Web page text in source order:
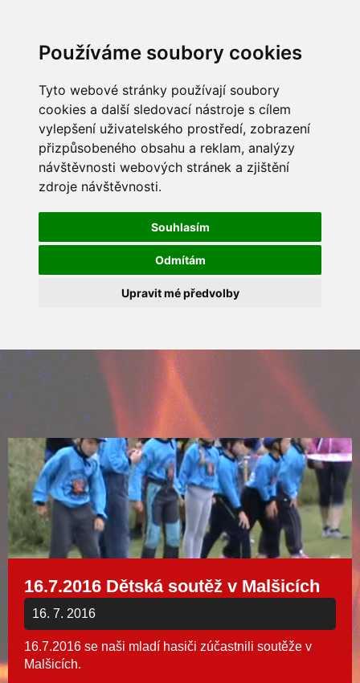
Používáme soubory cookies
Tyto webové stránky používají soubory
cookies a další sledovací nástroje s cílem
vylepšení uživatelského prostředí, zobrazení
přizpůsobeného obsahu a reklam, analýzy
návštěvnosti webových stránek a zjištění
zdroje návštěvnosti.
Souhlasím
Odmítám
Upravit mé předvolby
16.7.2016 Dětská soutěž v Malšicích
16. 7. 2016
16.7.2016 se naši mladí hasiči zúčastnili soutěže v
Malšicích.